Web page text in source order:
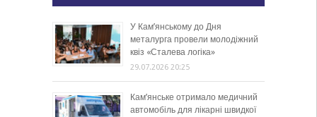
У Кам’янському до Дня
металурга провели молодіжний
квіз «Сталева логіка»
29.07.2026 20:25
Кам’янське отримало медичний
автомобіль для лікарні швидкої